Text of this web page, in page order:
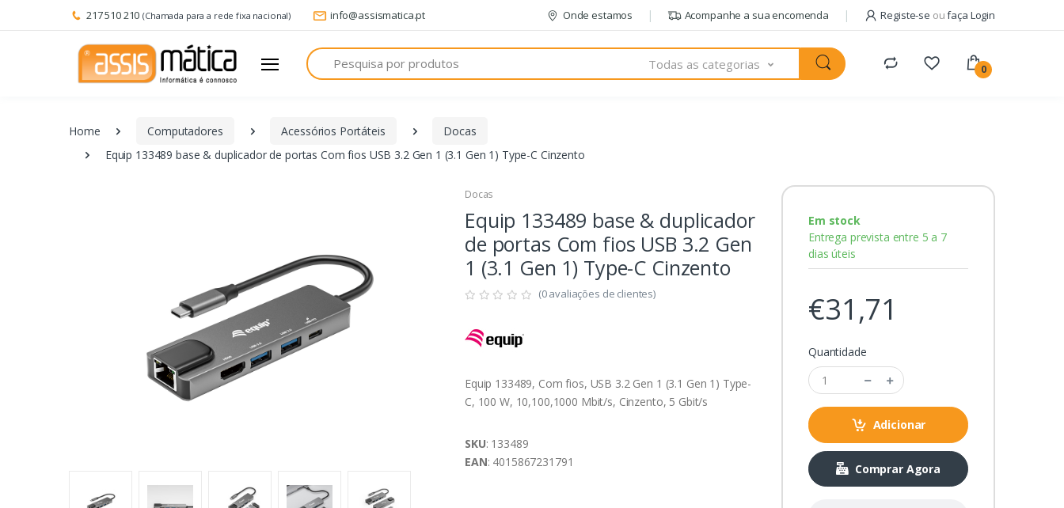
217 510 210 (Chamada para a rede fixa nacional) info@assismatica.pt Onde estamos Acompanhe a sua encomenda Registe-se oufaça Login
Pesquisa
Todas as categorias 0
Home Computadores Acessórios Portáteis
Docas
Equip 133489 base & duplicador de portas Com fios USB 3.2 Gen 1 (3.1 Gen 1) Type-C Cinzento
Docas
Equip 133489 base & duplicador
de portas Com fios USB 3.2 Gen
1 (3.1 Gen 1) Type-C Cinzento
(0 avaliações de clientes)
Equip 133489, Com fios, USB 3.2 Gen 1 (3.1 Gen 1) Type-
C, 100 W, 10,100,1000 Mbit/s, Cinzento, 5 Gbit/s
SKU: 133489
EAN: 4015867231791
Em stock
Entrega prevista entre 5 a 7
dias úteis
€31,71
Quantidade
Adicionar
Comprar Agora